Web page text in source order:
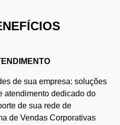
de sua empresa: soluções
atendimento dedicado do
de sua rede de
de Vendas Corporativas